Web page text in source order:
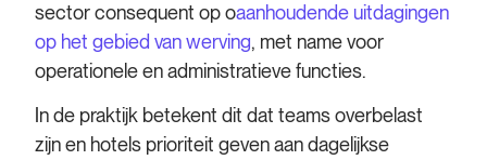
sector consequent op oaanhoudende uitdagingen
op het gebied van werving, met name voor
operationele en administratieve functies.
In de praktijk betekent dit dat teams overbelast
zijn en hotels prioriteit geven aan dagelijkse